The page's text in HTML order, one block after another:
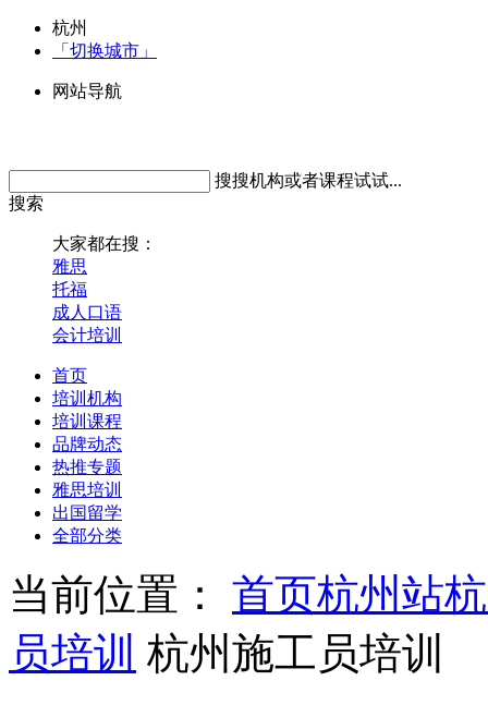
杭州
「切换城市」
网站导航
搜搜机构或者课程试试...
搜索
大家都在搜：
雅思
托福
成人口语
会计培训
首页
培训机构
培训课程
品牌动态
热推专题
雅思培训
出国留学
全部分类
当前位置： 首页杭州站
员培训 杭州施工员培训